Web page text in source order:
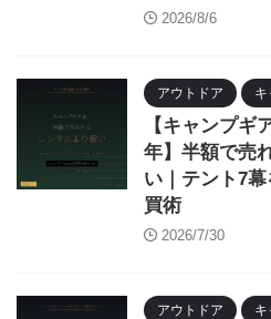
2026/8/6
アウトドア キ
【キャンプギ
年】半額で売
い｜テント7
買術
2026/7/30
アウトドア キ